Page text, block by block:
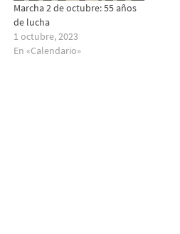
Marcha 2 de octubre: 55 años
de lucha
1 octubre, 2023
En «Calendario»